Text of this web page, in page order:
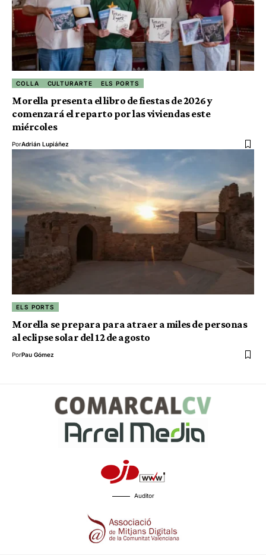
COLLA CULTURARTE ELS PORTS
Morella presenta el libro de fiestas de 2026 y
comenzará el reparto por las viviendas este
miércoles
PorAdrián Lupiáñez
ELS PORTS
Morella se prepara para atraer a miles de personas
al eclipse solar del 12 de agosto
PorPau Gómez
Auditor